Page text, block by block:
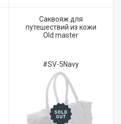
Саквояж для
путешествий из кожи
Old master
#SV-5Navy